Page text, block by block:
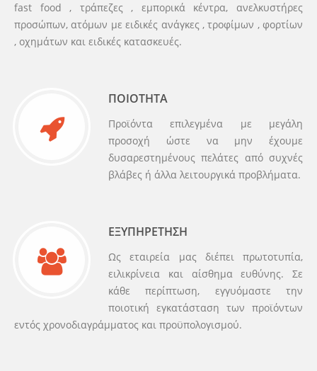
fast food , τράπεζες , εμπορικά κέντρα, ανελκυστήρες
προσώπων, ατόμων με ειδικές ανάγκες , τροφίμων , φορτίων
, οχημάτων και ειδικές κατασκευές.
ΠΟΙΟΤΗΤΑ
Προϊόντα επιλεγμένα με μεγάλη
προσοχή ώστε να μην έχουμε
δυσαρεστημένους πελάτες από συχνές
βλάβες ή άλλα λειτουργικά προβλήματα.
ΕΞΥΠΗΡΕΤΗΣΗ
Ως εταιρεία μας διέπει πρωτοτυπία,
ειλικρίνεια και αίσθημα ευθύνης. Σε
κάθε περίπτωση, εγγυόμαστε την
ποιοτική εγκατάσταση των προϊόντων
εντός χρονοδιαγράμματος και προϋπολογισμού.